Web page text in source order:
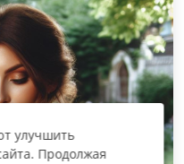
улучшить
Продолжая